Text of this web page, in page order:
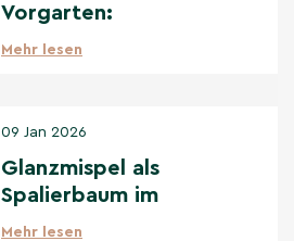
Vorgarten:
Gestaltungsideen & die
Mehr lesen
09 Jan 2026
Glanzmispel als
Spalierbaum im
Vergleich zu anderen
Mehr lesen